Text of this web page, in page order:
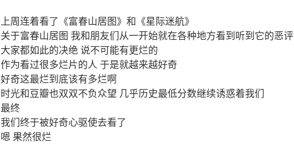
上周连着看了《富春山居图》和《星际迷航》
关于富春山居图 我和朋友们从一开始就在各种地方看到听到它的恶评
大家都如此的决绝 说不可能有更烂的
作为看过很多烂片的人 于是就越来越好奇
好奇这最烂到底该有多烂啊
时光和豆瓣也双双不负众望 几乎历史最低分数继续诱惑着我们
最终
我们终于被好奇心驱使去看了
嗯 果然很烂